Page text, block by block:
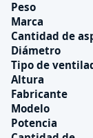
Peso
Marca
Cantidad de
Diámetro
Tipo de
Altura
Fabricante
Modelo
Potencia